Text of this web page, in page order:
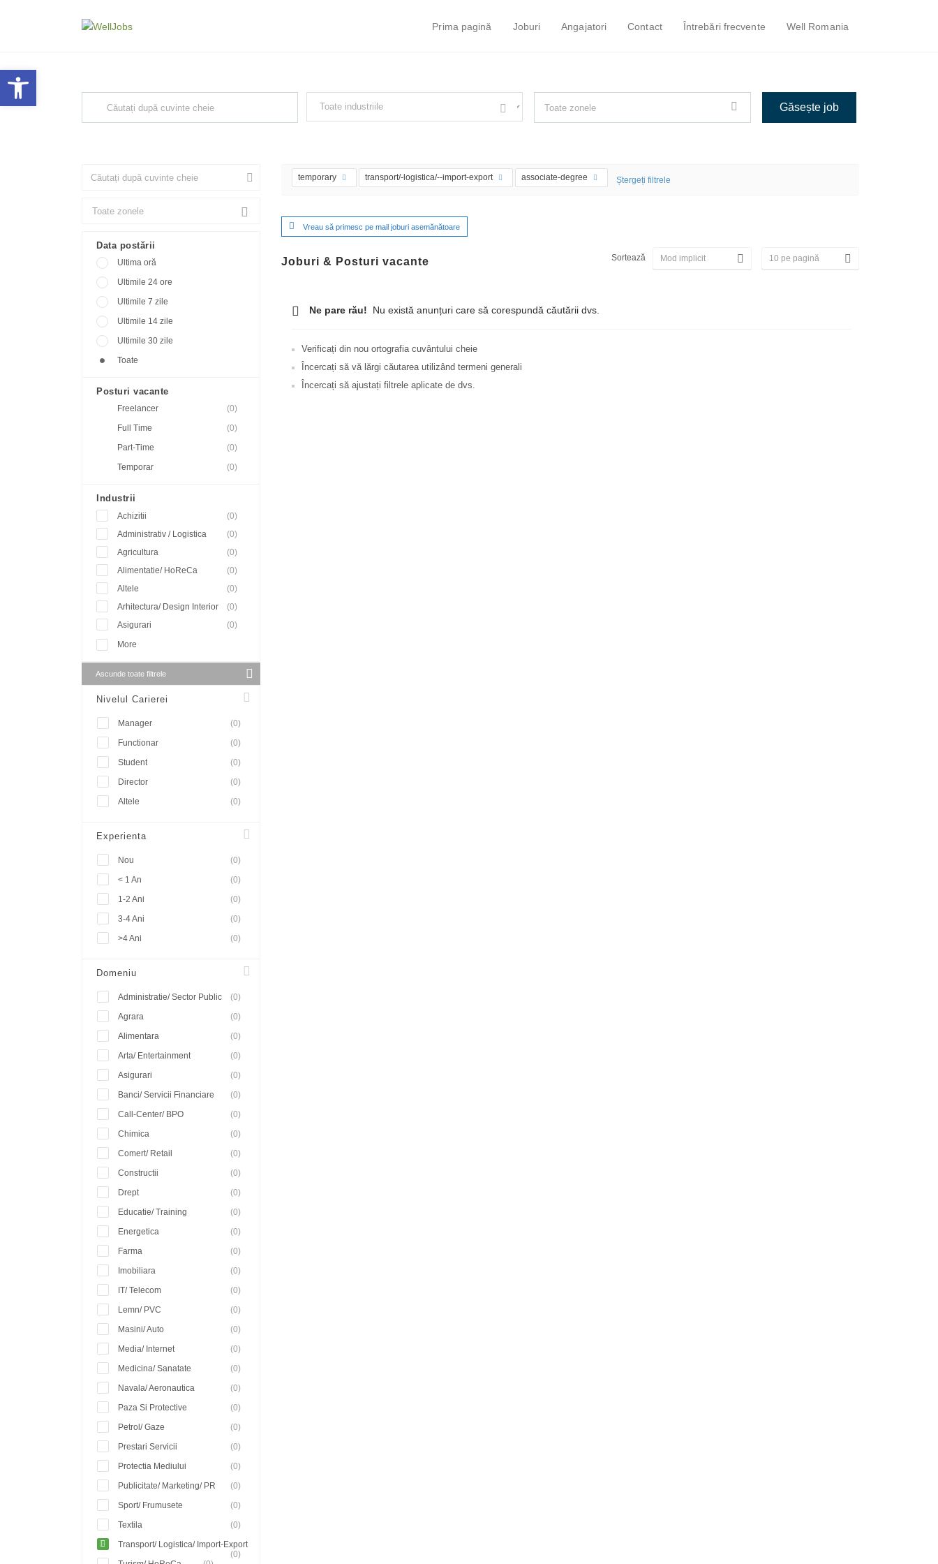
Prima pagină Joburi Angajatori Contact Întrebări frecvente Well Romania
Data postării
Ultima oră
Ultimile 24 ore
Ultimile 7 zile
Ultimile 14 zile
Ultimile 30 zile
Toate
Posturi vacante
Freelancer
(0)
Full Time
(0)
Part-Time
(0)
Temporar
(0)
Industrii
Achizitii
(0)
Administrativ / Logistica
(0)
Agricultura
(0)
Alimentatie/ HoReCa
(0)
Altele
(0)
Arhitectura/ Design Interior
(0)
Asigurari
(0)
More
Ascunde toate filtrele
Nivelul Carierei
Manager
(0)
Functionar
(0)
Student
(0)
Director
(0)
Altele
(0)
Experienta
Nou
(0)
< 1 An
(0)
1-2 Ani
(0)
3-4 Ani
(0)
>4 Ani
(0)
Domeniu
Administratie/ Sector Public
(0)
Agrara
(0)
Alimentara
(0)
Arta/ Entertainment
(0)
Asigurari
(0)
Banci/ Servicii Financiare
(0)
Call-Center/ BPO
(0)
Chimica
(0)
Comert/ Retail
(0)
Constructii
(0)
Drept
(0)
Educatie/ Training
(0)
Energetica
(0)
Farma
(0)
Imobiliara
(0)
IT/ Telecom
(0)
Lemn/ PVC
(0)
Masini/ Auto
(0)
Media/ Internet
(0)
Medicina/ Sanatate
(0)
Navala/ Aeronautica
(0)
Paza Si Protective
(0)
Petrol/ Gaze
(0)
Prestari Servicii
(0)
Protectia Mediului
(0)
Publicitate/ Marketing/ PR
(0)
Sport/ Frumusete
(0)
Textila
(0)
Transport/ Logistica/ Import-Export
(0)
temporary transport/-logistica/--import-export associate-degree Ștergeți filtrele
Vreau să primesc pe mail joburi asemănătoare
Joburi & Posturi vacante Sortează
Ne pare rău! Nu există anunțuri care să corespundă căutării dvs.
Verificați din nou ortografia cuvântului cheie
Încercați să vă lărgi căutarea utilizând termeni generali
Încercați să ajustați filtrele aplicate de dvs.
Deschide bara de unelte